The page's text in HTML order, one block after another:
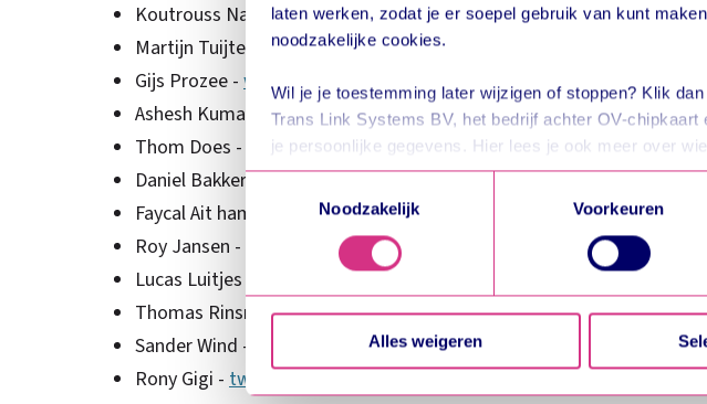
laten werken, zodat je er soepel gebruik van kunt
noodzakelijke cookies.
Wil je je toestemming later wijzigen of stoppen? Klik
Trans Link Systems BV, het bedrijf achter OV-chipkaart
je persoonlijke gegevens. Hier lees je ook meer over
Toestemmingsselectie
Noodzakelijk
Voorkeuren
Alles weigeren
Koutrouss Naddara - @koutroussnaddar
Martijn Tuijten - www.linkedin.com
Gijs Prozee - www.gijsprozee.com
Ashesh Kumar -
www.facebook.com/ashesh1708
Thom Does -
www.linkedin.com
Daniel Bakker -www.linkedin.com
Faycal Ait hamou -
@Faisal_HFR
Roy Jansen -
www.linkedin.com
Lucas Luitjes -
www.linkedin.com
Thomas Rinsma -www.linkedin.com
Sander Wind -
www.linkedin.com
Rony Gigi - twitter.com/rony_gigi